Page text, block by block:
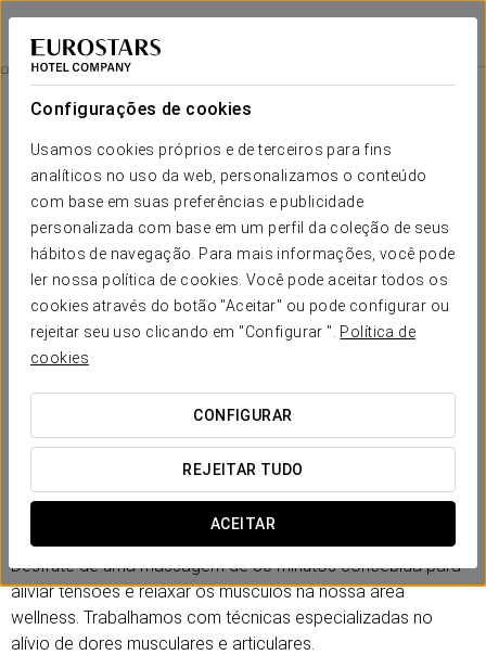
Configurações de cookies
Usamos cookies próprios e de terceiros para fins
analíticos no uso da web, personalizamos o conteúdo
com base em suas preferências e publicidade
personalizada com base em um perfil da coleção de seus
hábitos de navegação. Para mais informações, você pode
ler nossa política de cookies. Você pode aceitar todos os
cookies através do botão "Aceitar" ou pode configurar ou
rejeitar seu uso clicando em "Configurar ". Política de
cookies
CONFIGURAR
REJEITAR TUDO
ACEITAR
Eurostars Pamplona
PAMPLONA
Massagem Zen
€ 50
Massagem Zen
O seu corpo está a pedir. Dê-lhe o alívio que merece.
Deixe para trás a pressa, a rotina e todas as obrigações.
Merece um momento de tranquilidade para se reconectar
consigo e recuperar o seu equilíbrio interior.
Desfrute de uma massagem de 30 minutos concebida para
aliviar tensões e relaxar os músculos na nossa área
wellness. Trabalhamos com técnicas especializadas no
alívio de dores musculares e articulares.